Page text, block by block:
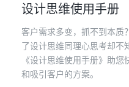
设计思维使用手册
客户需求多变，抓不到本质
了设计思维同理心思考却不
《设计思维使用手册》助
和吸引客户的方案。